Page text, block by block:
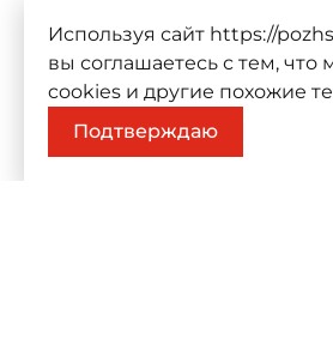
Используя сайт https://
вы соглашаетесь с тем, что
cookies и другие похожие
Подтверждаю